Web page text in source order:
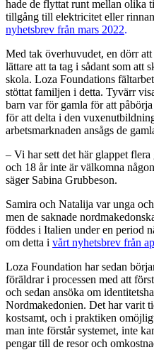
hade de flyttat runt mellan olika
tillgång till elektricitet eller
nyhetsbrev från mars 2022.
Med tak överhuvudet, en dörr
lättare att ta tag i sådant som att
skola. Loza Foundations
stöttat familjen i detta. Tyvärr
barn var för gamla för att
för att delta i den
arbetsmarknaden ansågs de
– Vi har sett det här glappet
och 18 år inte är välkomna
säger Sabina Grubbeson.
Samira och Natalija var unga
men de saknade
föddes i Italien under en period
om detta i vårt nyhetsbrev från
Loza Foundation har sedan
föräldrar i processen med att
och sedan ansöka om
Nordmakedonien. Det har varit
kostsamt, och i praktiken
man inte förstår systemet, inte
pengar till de resor och